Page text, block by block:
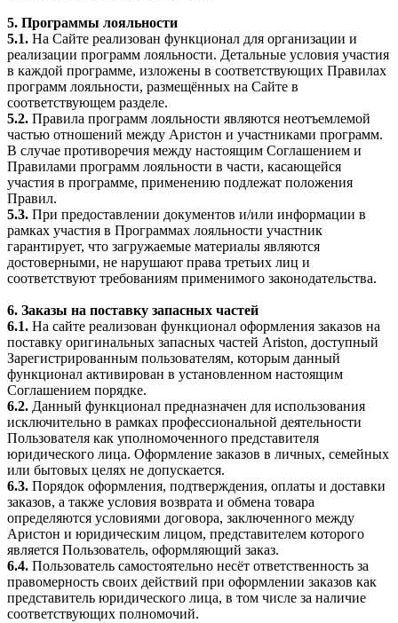
5. Программы лояльности
5.1. На Сайте реализован функционал для организации и
реализации программ лояльности. Детальные условия участия
в каждой программе, изложены в соответствующих Правилах
программ лояльности, размещённых на Сайте в
соответствующем разделе.
5.2. Правила программ лояльности являются неотъемлемой
частью отношений между Аристон и участниками программ.
В случае противоречия между настоящим Соглашением и
Правилами программ лояльности в части, касающейся
участия в программе, применению подлежат положения
Правил.
5.3. При предоставлении документов и/или информации в
рамках участия в Программах лояльности участник
гарантирует, что загружаемые материалы являются
достоверными, не нарушают права третьих лиц и
соответствуют требованиям применимого законодательства.
6. Заказы на поставку запасных частей
6.1. На сайте реализован функционал оформления заказов на
поставку оригинальных запасных частей Ariston, доступный
Зарегистрированным пользователям, которым данный
функционал активирован в установленном настоящим
Соглашением порядке.
6.2. Данный функционал предназначен для использования
исключительно в рамках профессиональной деятельности
Пользователя как уполномоченного представителя
юридического лица. Оформление заказов в личных, семейных
или бытовых целях не допускается.
6.3. Порядок оформления, подтверждения, оплаты и доставки
заказов, а также условия возврата и обмена товара
определяются условиями договора, заключенного между
Аристон и юридическим лицом, представителем которого
является Пользователь, оформляющий заказ.
6.4. Пользователь самостоятельно несёт ответственность за
правомерность своих действий при оформлении заказов как
представитель юридического лица, в том числе за наличие
соответствующих полномочий.